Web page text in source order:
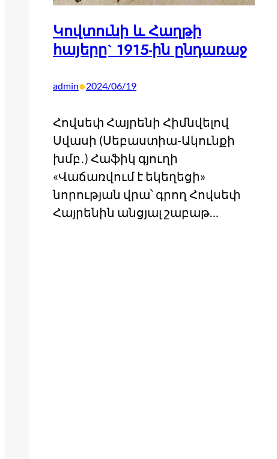
Կովտունի և Հաղթի
հայերը` 1915-ին ընդառաջ
admin•2024/06/19
Հովսեփ Հայրենի Հիմնվելով
Սվասի (Սեբաստիա-Ակունքի
խմբ․) Հաֆիկ գյուղի
«Վաճառվում է եկեղեցի»
նորության վրա՝ գրող Հովսեփ
Հայրենին անցյալ շաբաթ…